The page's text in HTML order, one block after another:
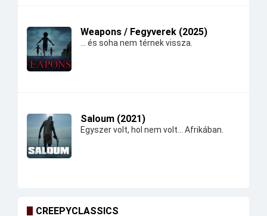
Weapons / Fegyverek (2025)
... és soha nem térnek vissza.
Saloum (2021)
Egyszer volt, hol nem volt... Afrikában.
CREEPYCLASSICS